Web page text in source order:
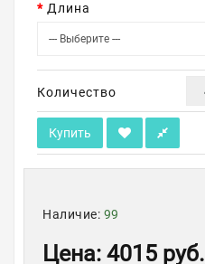
Длина
Количество
Купить
Наличие: 99
Цена: 4015 руб.